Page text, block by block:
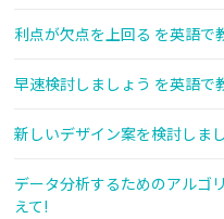
利点が欠点を上回る を英語で
早速検討しましょう を英語で
新しいデザイン案を検討しま
データ分析するためのアルゴ
えて!